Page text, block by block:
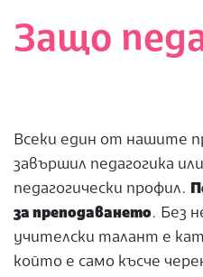
Защо
Всеки един от нашите
завършил педагогика
педагогически профил.
за преподаването. Без
учителски талант е
който е само късче